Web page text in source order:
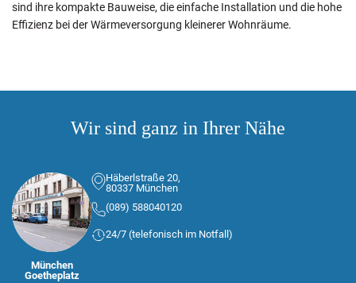
sind ihre kompakte Bauweise, die einfache Installation und die hohe
Effizienz bei der Wärmeversorgung kleinerer Wohnräume.
Wir sind ganz in Ihrer Nähe
München
Goetheplatz
Häberlstraße 20,
80337 München
(089) 588040120
24/7 (telefonisch im Notfall)